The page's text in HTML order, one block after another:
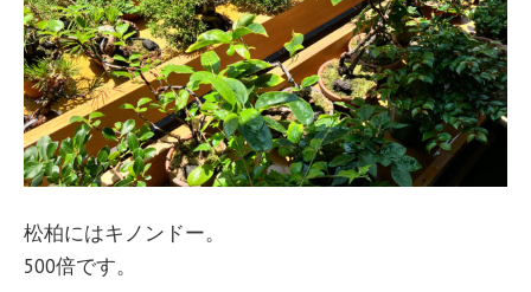
松柏にはキノンドー。
500倍です。